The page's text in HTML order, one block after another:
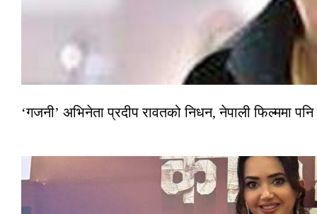
‘गजनी’ अभिनेता प्रदीप रावतको निधन, नेपाली फिल्ममा